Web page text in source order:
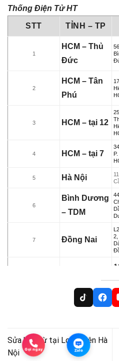
Thống Điện Tử HT
STT TỈNH – TP
1
HCM – Thủ
Đức
2
HCM – Tân
Phú
3 HCM – tại 12
4 HCM – tại 7
5 Hà Nội
6
Bình Dương
– TDM
7 Đồng Nai
2,
Cần Thơ
Sửa bếp từ tại Long Biên Hà
Nội
Gọi ngay
Zalo
Zalo